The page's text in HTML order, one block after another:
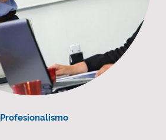
Profesionalismo